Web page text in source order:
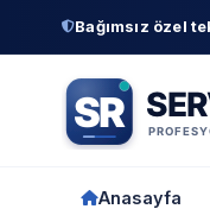
Bağımsız özel
Anasayfa